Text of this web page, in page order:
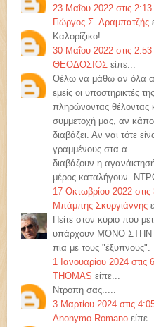
23 Μαΐου 2022 στις 2:13
Γιώργος Σ. Αραμπατζής
Καλορίζικο!
30 Μαΐου 2022 στις 2:53
ΘΕΟΔΟΣΙΟΣ είπε...
Θέλω να μάθω αν όλα
εμείς οι
πληρώνοντας θέλοντας
συμμετοχή μας, αν
διαβάζει. Αν ναι τότε
γραμμένους στα
διαβάζουν η
μέρος καταλήγουν.
17 Οκτωβρίου 2022
Μπάμπης Σκυργιάννης
Πείτε στον κύριο που
υπάρχουν ΜΌΝΟ
πια με τους "έξυπνους".
1 Ιανουαρίου 2024 στις
THOMAS είπε...
Ντροπη σας.....
3 Μαρτίου 2024 στις
Anonymo Romano